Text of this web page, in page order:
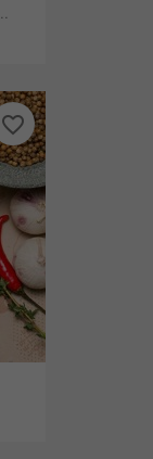
favorite_border